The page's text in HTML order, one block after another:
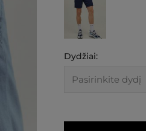
Dydžiai: